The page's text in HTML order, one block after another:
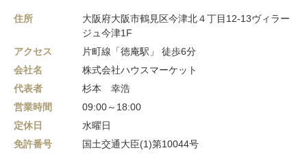
住所
大阪府大阪市鶴見区今津北４丁目12-13ヴィラー
ジュ今津1F
アクセス
片町線「徳庵駅」 徒歩6分
会社名
株式会社ハウスマーケット
代表者
杉本 幸浩
営業時間
09:00～18:00
定休日
水曜日
免許番号
国土交通大臣(1)第10044号